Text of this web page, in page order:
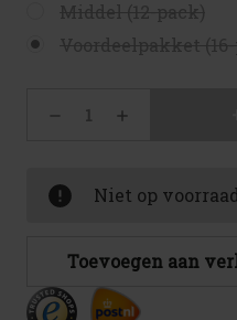
voorraad:
Hoeveelheid
Limited
Editions
Hoeveelheid
Editions
Niet op voorraad..
Toevoegen aan